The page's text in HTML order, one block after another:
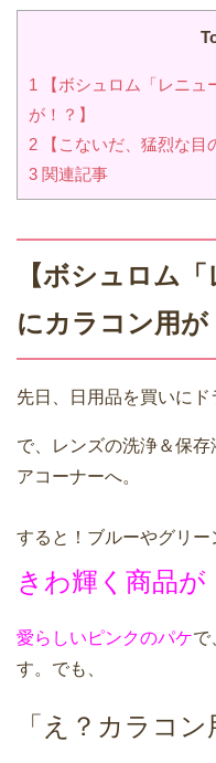
1
【ボシュロム「レニュ
が！？】
2 【こないだ、猛烈な目
3 関連記事
【ボシュロム
にカラコン用が
先日、日用品を買いにド
で、レンズの洗浄＆保
アコーナーへ。
すると！ブルーやグリー
きわ輝く商品が
愛らしいピンクのパケで
す。でも、
「え？カラコン